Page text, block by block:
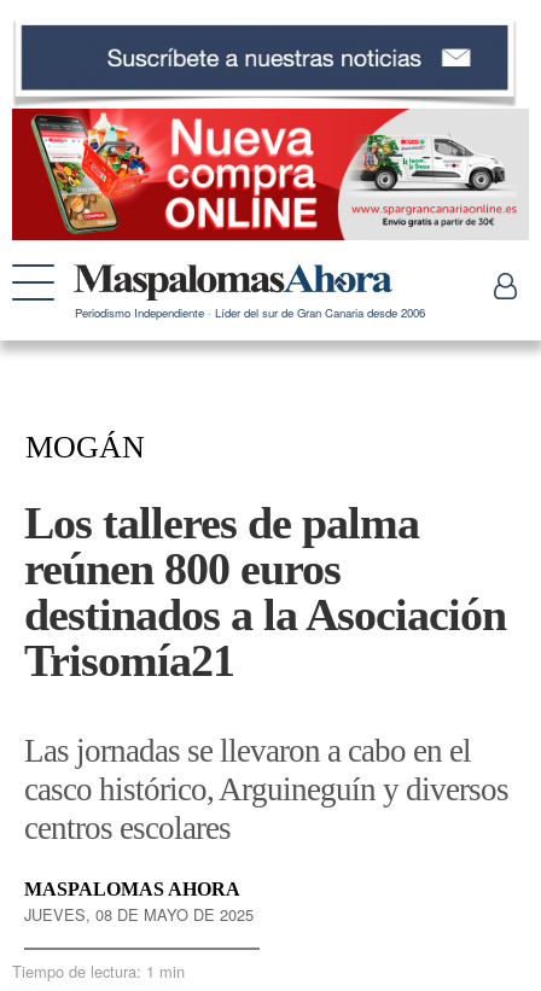
Periodismo Independiente · Líder del sur de Gran Canaria desde 2006
MOGÁN
Los talleres de palma
reúnen 800 euros
destinados a la Asociación
Trisomía21
Las jornadas se llevaron a cabo en el
casco histórico, Arguineguín y diversos
centros escolares
MASPALOMAS AHORA
JUEVES, 08 DE MAYO DE 2025
Tiempo de lectura: 1 min